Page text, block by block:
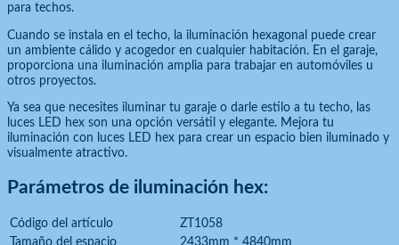
para techos.
Cuando se instala en el techo, la iluminación hexagonal puede crear
un ambiente cálido y acogedor en cualquier habitación. En el garaje,
proporciona una iluminación amplia para trabajar en automóviles u
otros proyectos.
Ya sea que necesites iluminar tu garaje o darle estilo a tu techo, las
luces LED hex son una opción versátil y elegante. Mejora tu
iluminación con luces LED hex para crear un espacio bien iluminado y
visualmente atractivo.
Parámetros de iluminación hex:
Código del artículo
ZT1058